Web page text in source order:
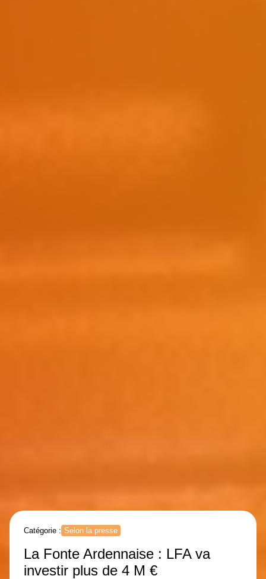
Catégorie : Selon la presse
La Fonte Ardennaise : LFA va
investir plus de 4 M €